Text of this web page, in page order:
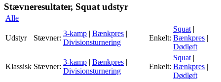
Stævneresultater, Squat udstyr
Alle
Udstyr Stævner:
3-kamp | Bænkpres |
Divisionsturnering
Enkelt:
Squat |
Bænkpres |
Dødløft
Klassisk Stævner:
3-kamp | Bænkpres |
Divisionsturnering
Enkelt:
Squat |
Bænkpres |
Dødløft